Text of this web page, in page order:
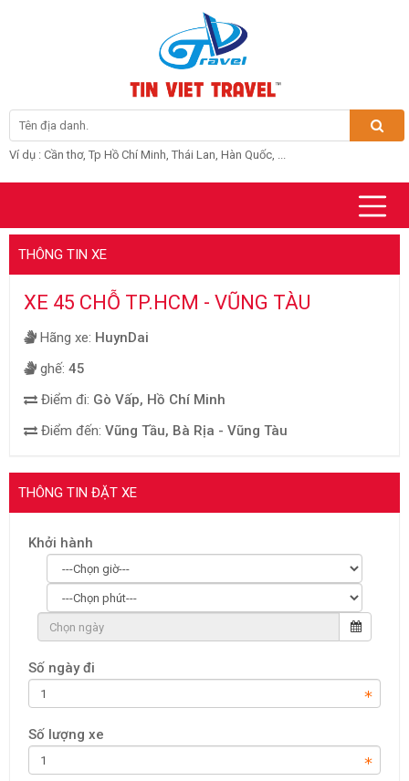
Ví dụ : Cần thơ, Tp Hồ Chí Minh, Thái Lan, Hàn Quốc, ...
THÔNG TIN XE
XE 45 CHỖ TP.HCM - VŨNG TÀU
Hãng xe: HuynDai
ghế: 45
Điểm đi: Gò Vấp, Hồ Chí Minh
Điểm đến: Vũng Tầu, Bà Rịa - Vũng Tàu
THÔNG TIN ĐẶT XE
Khởi hành
Số ngày đi
Số lượng xe